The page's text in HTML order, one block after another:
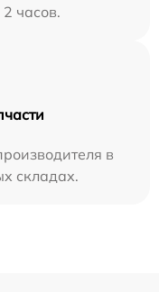
часов.
в
складах.